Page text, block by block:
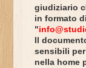
giudiziario
in formato
"
Il
sensibili
nella home